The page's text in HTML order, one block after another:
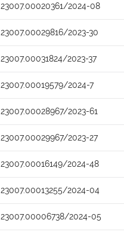
23007.00020361/2024-08
23007.00029816/2023-30
23007.00031824/2023-37
23007.00019579/2024-7
23007.00028967/2023-61
23007.00029967/2023-27
23007.00016149/2024-48
23007.00013255/2024-04
23007.00006738/2024-05